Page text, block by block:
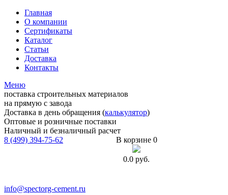
Главная
О компании
Сертификаты
Каталог
Статьи
Доставка
Контакты
Меню
поставка строительных материалов
на прямую с завода
Доставка в день обращения (калькулятор)
Оптовые и розничные поставки
Наличный и безналичный расчет
8 (499) 394-75-62
В корзине 0
0.0 руб.
info@spectorg-cement.ru